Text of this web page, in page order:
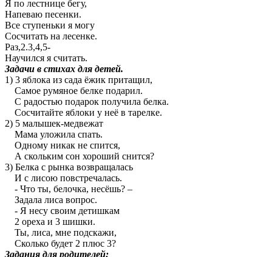
Я по лестнице бегу,
Напеваю песенки.
Все ступеньки я могу
Сосчитать на лесенке.
Раз,2.3,4,5-
Научился я считать.
Задачи в стихах для детей.
1) 3 яблока из сада ёжик притащил,
Самое румяное белке подарил.
С радостью подарок получила белка.
Сосчитайте яблоки у неё в тарелке.
2) 5 малышек-медвежат
Мама уложила спать.
Одному никак не спится,
А скольким сон хороший снится?
3) Белка с рынка возвращалась
И с лисою повстречалась.
- Что ты, белочка, несёшь? –
Задала лиса вопрос.
- Я несу своим детишкам
2 ореха и 3 шишки.
Ты, лиса, мне подскажи,
Сколько будет 2 плюс 3?
Задания для родителей: